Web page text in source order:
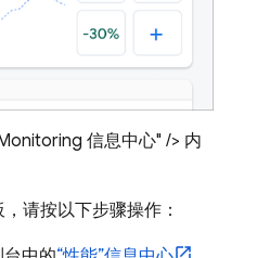
信息中心" /> 内
请按以下步骤操作：